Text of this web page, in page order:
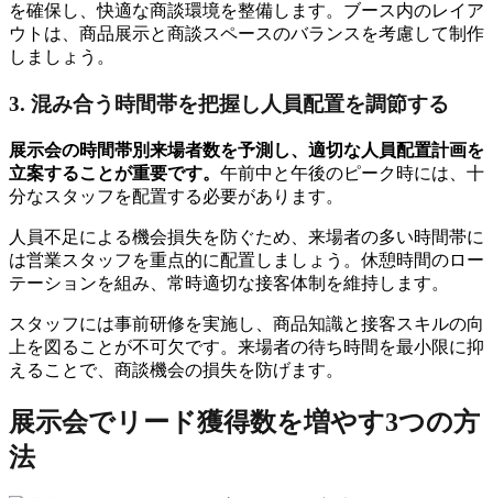
を確保し、快適な商談環境を整備します。ブース内のレイア
ウトは、商品展示と商談スペースのバランスを考慮して制作
しましょう。
3. 混み合う時間帯を把握し人員配置を調節する
展示会の時間帯別来場者数を予測し、適切な人員配置計画を
立案することが重要です。 午前中と午後のピーク時には、十
分なスタッフを配置する必要があります。
人員不足による機会損失を防ぐため、来場者の多い時間帯に
は営業スタッフを重点的に配置しましょう。休憩時間のロー
テーションを組み、常時適切な接客体制を維持します。
スタッフには事前研修を実施し、商品知識と接客スキルの向
上を図ることが不可欠です。来場者の待ち時間を最小限に抑
えることで、商談機会の損失を防げます。
展示会でリード獲得数を増やす3つの方
法